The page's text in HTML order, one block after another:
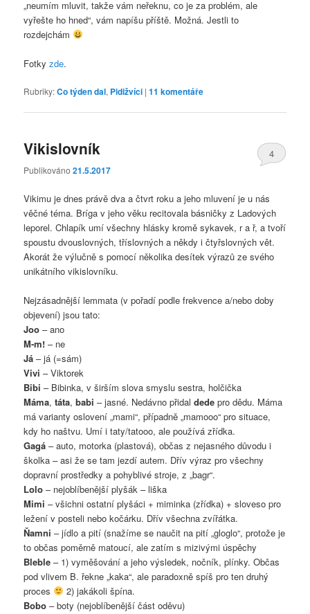
„neumím mluvit, takže vám neřeknu, co je za problém, ale
vyřešte ho hned“, vám napíšu příště. Možná. Jestli to
rozdejchám
Fotkyzde.
Rubriky:Co týden dal, Pidižvíci |11 komentáře
Vikislovník
Publikováno21.5.2017
4
Vikimu je dnes právě dva a čtvrt roku a jeho mluvení je u nás
věčné téma. Bríga v jeho věku recitovala básničky z Ladových
leporel. Chlapík umí všechny hlásky kromě sykavek, r a ř, a tvoří
spoustu dvouslovných, tříslovných a někdy i čtyřslovných vět.
Akorát že výlučně s pomocí několika desítek výrazů ze svého
unikátního vikislovníku.
Nejzásadnější lemmata (v pořadí podle frekvence a/nebo doby
objevení) jsou tato:
Joo – ano
M-m! – ne
Já – já (=sám)
Vivi – Viktorek
Bibi – Bibinka, v širším slova smyslu sestra, holčička
Máma,táta,babi – jasné. Nedávno přidaldede pro dědu. Máma
má varianty oslovení „mami“, případně „mamooo“ pro situace,
kdy ho naštvu. Umí i taty/tatooo, ale používá zřídka.
Gagá – auto, motorka (plastová), občas z nejasného důvodu i
školka – asi že se tam jezdí autem. Dřív výraz pro všechny
dopravní prostředky a pohyblivé stroje, z „bagr“.
Lolo – nejoblíbenější plyšák – liška
Mimi – všichni ostatní plyšáci + miminka (zřídka) + sloveso pro
ležení v posteli nebo kočárku. Dřív všechna zvířátka.
Ňamni – jídlo a pití (snažíme se naučit na pití „gloglo“, protože je
to občas poměrně matoucí, ale zatím s mizivými úspěchy
Bleble – 1) vyměšování a jeho výsledek, nočník, plínky. Občas
pod vlivem B. řekne „kaka“, ale paradoxně spíš pro ten druhý
proces
2) jakákoli špína.
Bobo – boty (nejoblíbenější část oděvu)